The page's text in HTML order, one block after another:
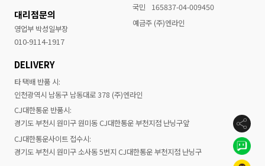
대리점문의
영업부 박성일부장
010-9114-1917
국민
165837-04-009450
예금주 (주)엔라인
DELIVERY
타 택배 반품 시:
인천광역시 남동구 남동대로 378 (주)엔라인
CJ대한통운 반품시:
경기도 부천시 원미구 원미동 CJ대한통운 부천지점 난닝구앞
CJ대한통운사이트 접수시:
경기도 부천시 원미구 소사동 5번지 CJ대한통운 부천지점 난닝구